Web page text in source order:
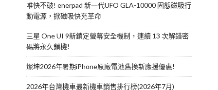
唯快不破! enerpad 新一代UFO GLA-10000 固態磁吸行
動電源，掀磁吸快充革命
三星 One UI 9新鎖定螢幕安全機制，連續 13 次解錯密
碼將永久鎖機!
燦坤2026年暑期iPhone原廠電池舊換新應援優惠!
2026年台灣機車最新機車銷售排行榜(2026年7月)